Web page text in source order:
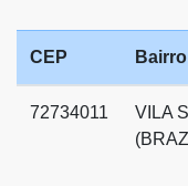
CEP Bairro
72734011
VILA